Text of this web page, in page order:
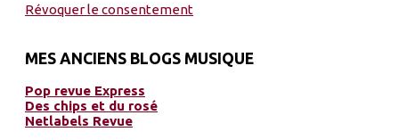
Révoquer le consentement
MES ANCIENS BLOGS MUSIQUE
Pop revue Express
Des chips et du rosé
Netlabels Revue